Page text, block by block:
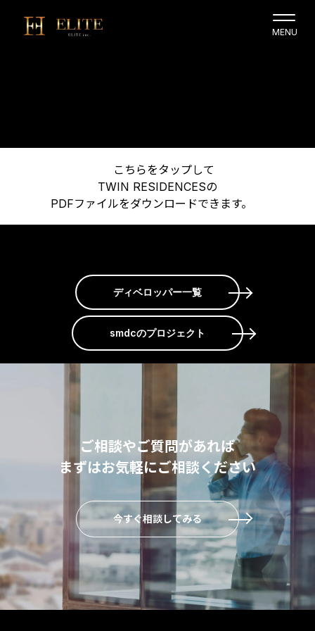
こちらをタップして
TWIN RESIDENCESの
PDFファイルをダウンロードできます。
ディベロッパー一覧
smdcのプロジェクト
ご相談やご質問があれば
まずはお気軽にご相談ください
今すぐ相談してみる